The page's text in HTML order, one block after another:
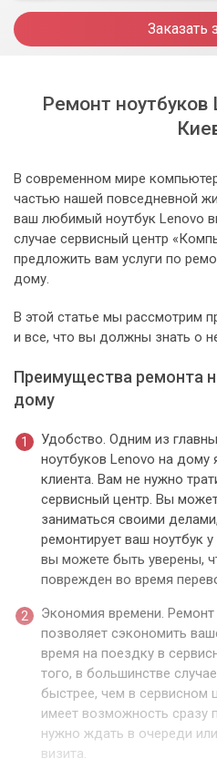
Заказать
Ремонт ноутбуков
В современном мире
частью нашей повседневной
ваш любимый ноутбук Lenovo
случае сервисный центр
предложить вам услуги по
дому.
В этой статье мы рассмотрим
и все, что вы должны знать о
Преимущества ремонта
дому
Удобство. Одним из
ноутбуков Lenovo на дому
клиента. Вам не нужно
сервисный центр. Вы
заниматься своими
ремонтирует ваш ноутбук
вы можете быть уверены,
поврежден во время
Экономия времени.
позволяет сэкономить
время на поездку в
того, в большинстве
быстрее, чем в сервисном
имеет возможность сразу
нужно ждать в очереди
визита.